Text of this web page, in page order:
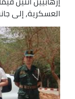
العسكرية, إلى جانب